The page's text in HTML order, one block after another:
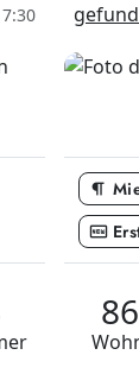
format_paragraph
fiber_new